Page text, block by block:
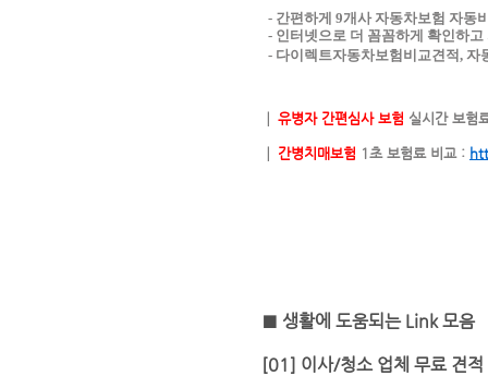
- 간편하게 9개사 자동차보험 자동
- 인터넷으로 더 꼼꼼하게 확인하
- 다이렉트자동차보험비교견적,
유병자 간편심사 보험 실시간 보험
간병치매보험 1초 보험료 비교 :
■ 생활에 도움되는 Link 모음
[01] 이사/청소 업체 무료 견